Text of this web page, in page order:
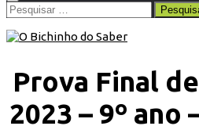
Pesquisar
por:
Prova Final
2023 – 9º ano